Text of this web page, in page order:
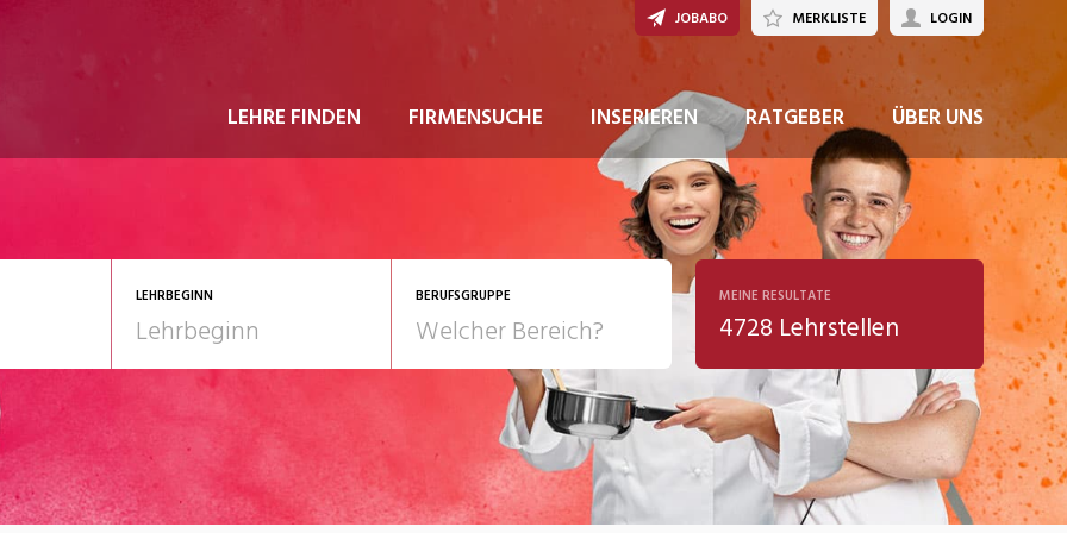
LEHRE FINDEN FIRMENSUCHE INSERIEREN RATGEBER ÜBER UNS
JOBABO MERKLISTE LOGIN
LEHRBEGINN BERUFSGRUPPE
Gesundheit/Pflege/Soziales
Telco
Kultur
MEINE RESULTATE
4728 Lehrstellen
JETZT BEWERBEN